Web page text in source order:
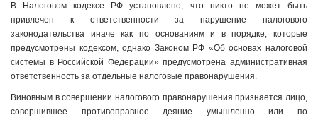
В Налоговом кодексе РФ установлено, что никто не может быть
привлечен к ответственности за нарушение налогового
законодательства иначе как по основаниям и в порядке, которые
предусмотрены кодексом, однако Законом РФ «Об основах налоговой
системы в Российской Федерации» предусмотрена административная
ответственность за отдельные налоговые правонарушения.
Виновным в совершении налогового правонарушения признается лицо,
совершившее противоправное деяние умышленно или по